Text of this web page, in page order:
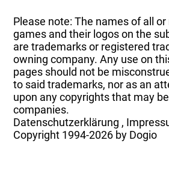
Please note: The names of all
games and their logos on the
are trademarks or registered
owning company. Any use on
pages should not be
to said trademarks, nor as an
upon any copyrights that may
companies.
Datenschutzerklärung ,
Copyright 1994-2026 by Dogio